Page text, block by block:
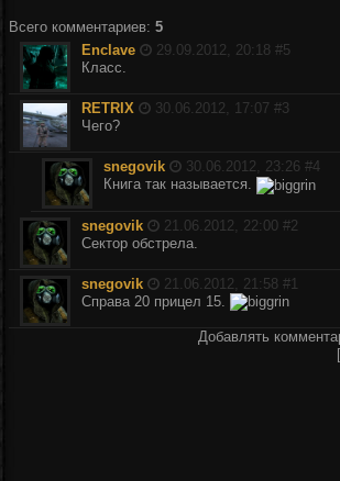
Всего комментариев: 5
Enclave
29.09.2012, 20:18 #5
Класс.
RETRIX 30.06.2012, 17:07 #3
Чего?
snegovik 30.06.2012, 23:26 #4
Книга так называется.
snegovik 21.06.2012, 22:00 #2
Сектор обстрела.
snegovik 21.06.2012, 21:58 #1
Справа 20 прицел 15.
Добавлять
[